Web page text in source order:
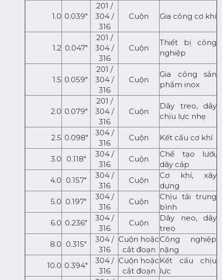
1.0 0.039"
201 /
304 /
316
Cuộn Gia công cơ khí
1.2 0.047"
201 /
304 /
316
Cuộn
Thiết bị công
nghiệp
1.5 0.059"
201 /
304 /
316
Cuộn
Gia công sản
phẩm inox
2.0 0.079"
201 /
304 /
316
Cuộn
Dây treo, dây
chịu lực nhẹ
2.5 0.098"
304 /
316
Cuộn Kết cấu cơ khí
3.0 0.118"
304 /
316
Cuộn
Chế tạo lưới,
dây cáp
4.0 0.157"
304 /
316
Cuộn
Cơ khí, xây
dựng
5.0 0.197"
304 /
316
Cuộn
Chịu tải trung
bình
6.0 0.236"
304 /
316
Cuộn
Dây neo, dây
treo
8.0 0.315"
304 /
316
Cuộn hoặc
cắt đoạn
Công nghiệp
nặng
10.0 0.394"
304 /
316
Cuộn hoặc
cắt đoạn
Kết cấu chịu
lực